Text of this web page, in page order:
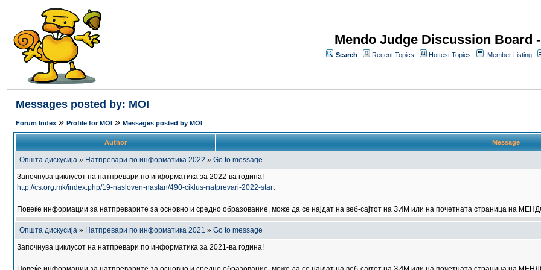
Mendo Judge Discussion Board
Search Recent Topics Hottest Topics Member Listing
Messages posted by: MOI
Forum Index » Profile for MOI » Messages posted by MOI
Author Message
Општа дискусија » Натпревари по информатика 2022 » Go to message
Започнува циклусот на натпревари по информатика за 2022-ва година!
http://cs.org.mk/index.php/19-nasloven-nastan/490-ciklus-natprevari-2022-start
Повеќе информации за натпреварите за основно и средно образование, може да се најдат на веб-сајтот на ЗИМ или на почетната страница на
Општа дискусија » Натпревари по информатика 2021 » Go to message
Започнува циклусот на натпревари по информатика за 2021-ва година!